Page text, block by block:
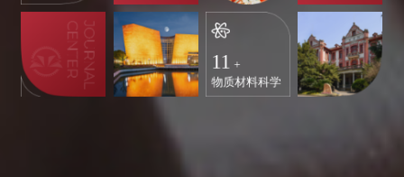
11 +
物质材料科学